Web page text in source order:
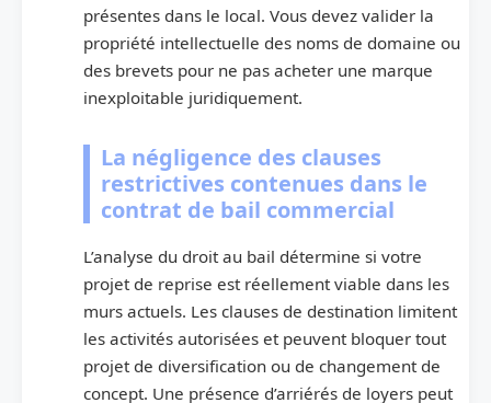
présentes dans le local. Vous devez valider la
propriété intellectuelle des noms de domaine ou
des brevets pour ne pas acheter une marque
inexploitable juridiquement.
La négligence des clauses
restrictives contenues dans le
contrat de bail commercial
L’analyse du droit au bail détermine si votre
projet de reprise est réellement viable dans les
murs actuels. Les clauses de destination limitent
les activités autorisées et peuvent bloquer tout
projet de diversification ou de changement de
concept. Une présence d’arriérés de loyers peut